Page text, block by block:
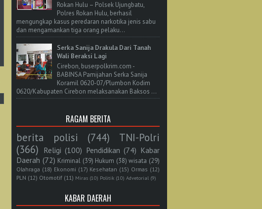
Rokan Hulu – Polsek Ujungbatu,
Polres Rokan Hulu, berhasil
mengungkap kasus peredaran narkotika jenis sabu
dan mengamankan tiga orang pelaku...
Serka Sanija Drakula Dari Tanah
Wali Beraksi Lagi
Cirebon, buserpolkrim.com -
BABINSA Pamijahan Serka Sanija
Koramil 0620-07/Plumbon Kodim
0620/Kabupaten Cirebon melaksanakan Baksos ...
RAGAM BERITA
berita polisi (744)
TNI-Polri
(366) Religi (100) Pendidikan (74) Kabar
Daerah (72) Kriminal (39) Hukum (38) wisata (29)
Olahraga (18) Ekonomi (17) Kesehatan (15) Ormas (12)
PLN (12) Otomotif (11) Miras (10) Politik (10) Advetorial (9)
KABAR DAERAH